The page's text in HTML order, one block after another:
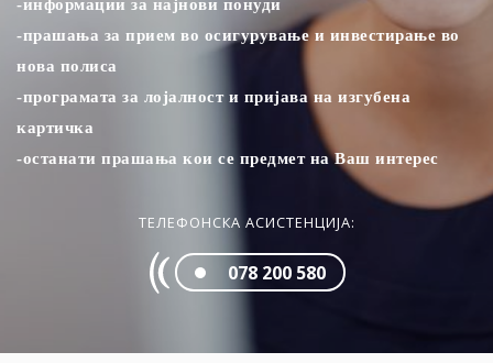
-информации за најнови понуди
-прашања за прием во осигурување и инвестирање во
нова полиса
-програмата за лојалност и пријава на изгубена
картичка
-останати прашања кои се предмет на Ваш интерес
ТЕЛЕФОНСКА АСИСТЕНЦИЈА:
078 200 580